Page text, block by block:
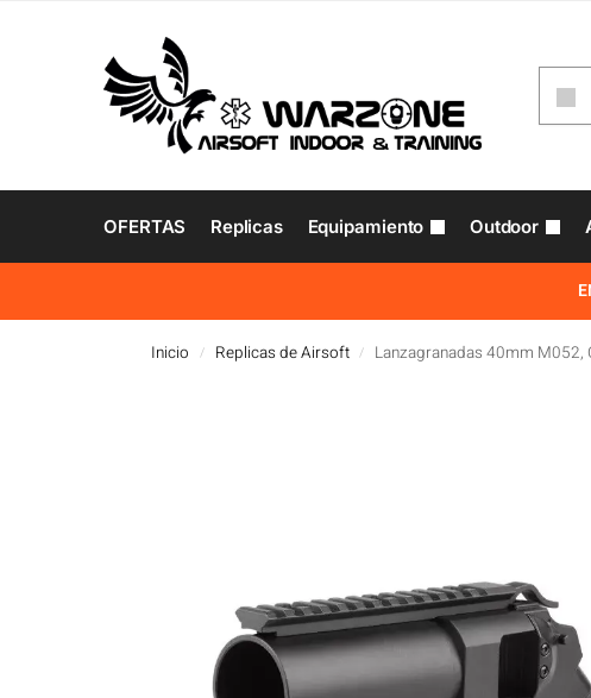
OFERTAS Replicas Equipamiento Outdoor
Inicio / Replicas de Airsoft / Lanzagranadas 40mm M052,